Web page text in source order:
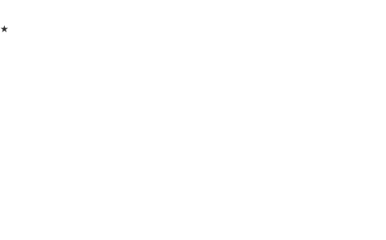
★